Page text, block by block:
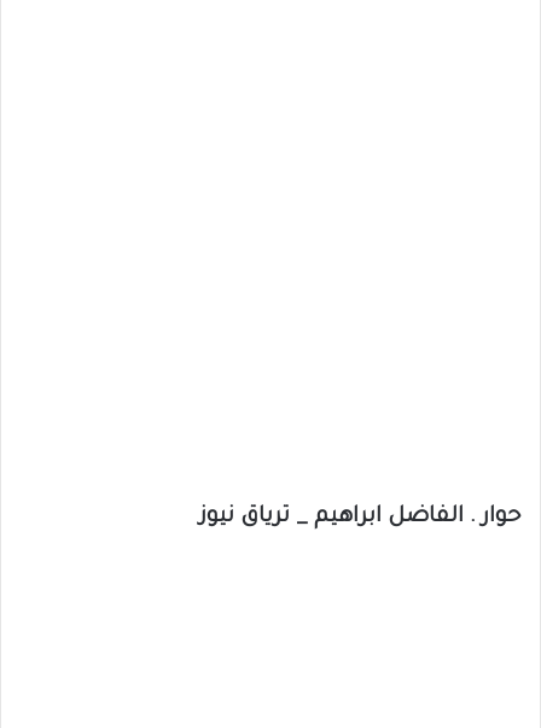
حوار . الفاضل ابراهيم _ ترياق نيوز